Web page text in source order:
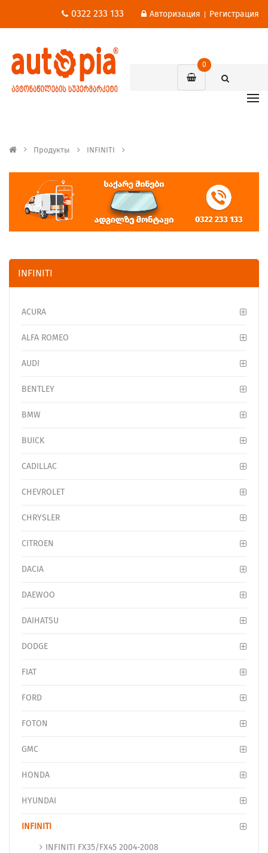
0322 233 133 Авторизация | Регистрация
0
Продукты INFINITI
INFINITI
ACURA
ALFA ROMEO
AUDI
BENTLEY
BMW
BUICK
CADILLAC
CHEVROLET
CHRYSLER
CITROEN
DACIA
DAEWOO
DAIHATSU
DODGE
FIAT
FORD
FOTON
GMC
HONDA
HYUNDAI
INFINITI
INFINITI FX35/FX45 2004-2008